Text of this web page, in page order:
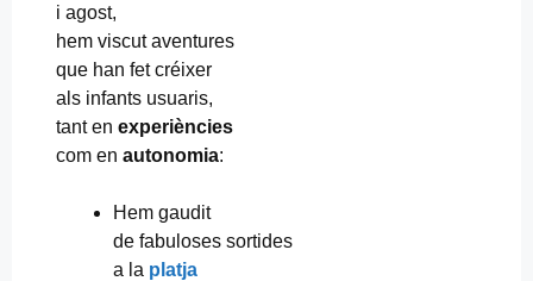
i agost,
hem viscut aventures
que han fet créixer
als infants usuaris,
tant en experiències
com en autonomia:
Hem gaudit
de fabuloses sortides
a la platja